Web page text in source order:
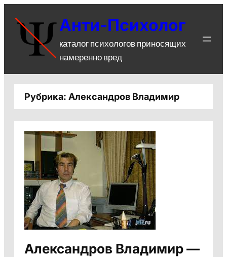
содержимому
Анти-Психолог
каталог психологов приносящих
намеренно вред
Рубрика: Александров Владимир
Александров Владимир —